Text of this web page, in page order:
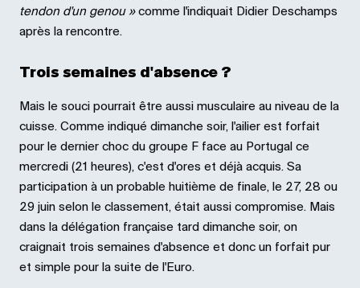
tendon d'un genou »comme l'indiquait Didier Deschamps
après la rencontre.
Trois semaines d'absence ?
Mais le souci pourrait être aussi musculaire au niveau de la
cuisse. Comme indiqué dimanche soir, l'ailier est forfait
pour le dernier choc du groupe F face au Portugal ce
mercredi (21 heures), c'est d'ores et déjà acquis. Sa
participation à un probable huitième de finale, le 27, 28 ou
29 juin selon le classement, était aussi compromise. Mais
dans la délégation française tard dimanche soir, on
craignait trois semaines d'absence et donc un forfait pur
et simple pour la suite de l'Euro.